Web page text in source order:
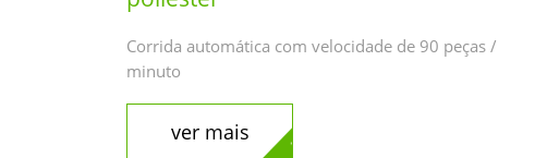
Corrida automática com velocidade de 90 peças /
minuto
ver mais